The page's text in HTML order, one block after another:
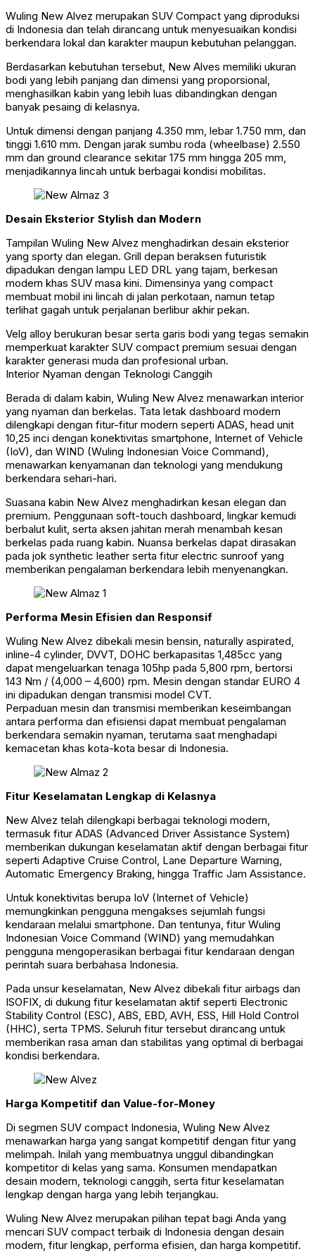
Wuling New Alvez merupakan SUV Compact yang diproduksi
di Indonesia dan telah dirancang untuk menyesuaikan kondisi
berkendara lokal dan karakter maupun kebutuhan pelanggan.
Berdasarkan kebutuhan tersebut, New Alves memiliki ukuran
bodi yang lebih panjang dan dimensi yang proporsional,
menghasilkan kabin yang lebih luas dibandingkan dengan
banyak pesaing di kelasnya.
Untuk dimensi dengan panjang 4.350 mm, lebar 1.750 mm, dan
tinggi 1.610 mm. Dengan jarak sumbu roda (wheelbase) 2.550
mm dan ground clearance sekitar 175 mm hingga 205 mm,
menjadikannya lincah untuk berbagai kondisi mobilitas.
Desain Eksterior Stylish dan Modern
Tampilan Wuling New Alvez menghadirkan desain eksterior
yang sporty dan elegan. Grill depan beraksen futuristik
dipadukan dengan lampu LED DRL yang tajam, berkesan
modern khas SUV masa kini. Dimensinya yang compact
membuat mobil ini lincah di jalan perkotaan, namun tetap
terlihat gagah untuk perjalanan berlibur akhir pekan.
Velg alloy berukuran besar serta garis bodi yang tegas semakin
memperkuat karakter SUV compact premium sesuai dengan
karakter generasi muda dan profesional urban.
Interior Nyaman dengan Teknologi Canggih
Berada di dalam kabin, Wuling New Alvez menawarkan interior
yang nyaman dan berkelas. Tata letak dashboard modern
dilengkapi dengan fitur-fitur modern seperti ADAS, head unit
10,25 inci dengan konektivitas smartphone, Internet of Vehicle
(IoV), dan WIND (Wuling Indonesian Voice Command),
menawarkan kenyamanan dan teknologi yang mendukung
berkendara sehari-hari.
Suasana kabin New Alvez menghadirkan kesan elegan dan
premium. Penggunaan soft-touch dashboard, lingkar kemudi
berbalut kulit, serta aksen jahitan merah menambah kesan
berkelas pada ruang kabin. Nuansa berkelas dapat dirasakan
pada jok synthetic leather serta fitur electric sunroof yang
memberikan pengalaman berkendara lebih menyenangkan.
Performa Mesin Efisien dan Responsif
Wuling New Alvez dibekali mesin bensin, naturally aspirated,
inline-4 cylinder, DVVT, DOHC berkapasitas 1,485cc yang
dapat mengeluarkan tenaga 105hp pada 5,800 rpm, bertorsi
143 Nm / (4,000 – 4,600) rpm. Mesin dengan standar EURO 4
ini dipadukan dengan transmisi model CVT.
Perpaduan mesin dan transmisi memberikan keseimbangan
antara performa dan efisiensi dapat membuat pengalaman
berkendara semakin nyaman, terutama saat menghadapi
kemacetan khas kota-kota besar di Indonesia.
Fitur Keselamatan Lengkap di Kelasnya
New Alvez telah dilengkapi berbagai teknologi modern,
termasuk fitur ADAS (Advanced Driver Assistance System)
memberikan dukungan keselamatan aktif dengan berbagai fitur
seperti Adaptive Cruise Control, Lane Departure Warning,
Automatic Emergency Braking, hingga Traffic Jam Assistance.
Untuk konektivitas berupa IoV (Internet of Vehicle)
memungkinkan pengguna mengakses sejumlah fungsi
kendaraan melalui smartphone. Dan tentunya, fitur Wuling
Indonesian Voice Command (WIND) yang memudahkan
pengguna mengoperasikan berbagai fitur kendaraan dengan
perintah suara berbahasa Indonesia.
Pada unsur keselamatan, New Alvez dibekali fitur airbags dan
ISOFIX, di dukung fitur keselamatan aktif seperti Electronic
Stability Control (ESC), ABS, EBD, AVH, ESS, Hill Hold Control
(HHC), serta TPMS. Seluruh fitur tersebut dirancang untuk
memberikan rasa aman dan stabilitas yang optimal di berbagai
kondisi berkendara.
Harga Kompetitif dan Value-for-Money
Di segmen SUV compact Indonesia, Wuling New Alvez
menawarkan harga yang sangat kompetitif dengan fitur yang
melimpah. Inilah yang membuatnya unggul dibandingkan
kompetitor di kelas yang sama. Konsumen mendapatkan
desain modern, teknologi canggih, serta fitur keselamatan
lengkap dengan harga yang lebih terjangkau.
Wuling New Alvez merupakan pilihan tepat bagi Anda yang
mencari SUV compact terbaik di Indonesia dengan desain
modern, fitur lengkap, performa efisien, dan harga kompetitif.